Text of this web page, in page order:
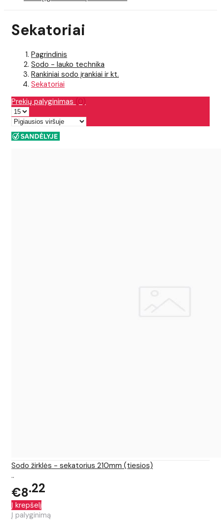
Sekatoriai
Pagrindinis
Sodo - lauko technika
Rankiniai sodo įrankiai ir kt.
Sekatoriai
Prekių palyginimas (0)
Sodo žirklės - sekatorius 210mm (tiesios)
..
€8 22
Į krepšelį
Į palyginimą